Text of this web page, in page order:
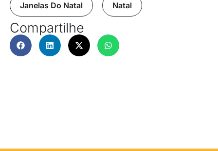
Janelas Do Natal Natal
Compartilhe